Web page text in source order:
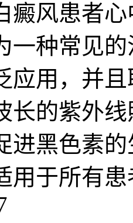
癜风患者
一种常见
应用，并
长的紫外
进黑色素
用于所有